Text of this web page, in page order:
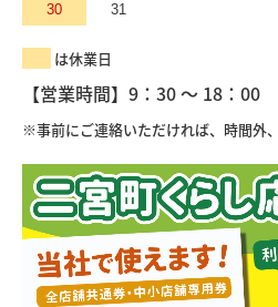
30
31
は休業日
【営業時間】9：30 ～ 18：00
※事前にご連絡いただければ、時間外